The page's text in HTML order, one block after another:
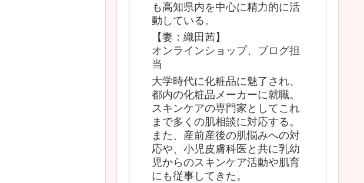
も高知県内を中心に精力的に活
動している。
【妻：織田茜】
オンラインショップ、ブログ担
当
大学時代に化粧品に魅了され、
都内の化粧品メーカーに就職。
スキンケアの専門家としてこれ
まで多くの肌相談に対応する。
また、産前産後の肌悩みへの対
応や、小児皮膚科医と共に乳幼
児からのスキンケア活動や肌育
にも従事してきた。